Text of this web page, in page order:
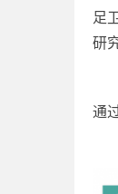
足
研
通